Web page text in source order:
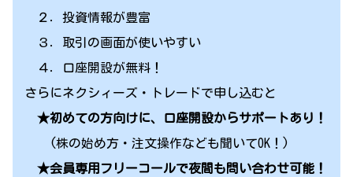
２．投資情報が豊富
３．取引の画面が使いやすい
４．口座開設が無料！
さらにネクシィーズ・トレードで申し込むと
★初めての方向けに、口座開設からサポートあり！
(株の始め方・注文操作なども聞いてOK！)
★会員専用フリーコールで夜間も問い合わせ可能！